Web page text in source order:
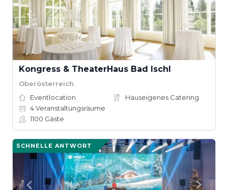
Kongress & TheaterHaus Bad Ischl
Oberösterreich
Eventlocation
Hauseigenes Catering
4Veranstaltungsräume
1100 Gäste
SCHNELLE ANTWORT